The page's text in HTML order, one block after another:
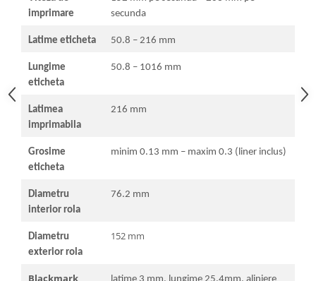
imprimare
secunda
Latime eticheta 50.8 – 216 mm
Lungime
eticheta
50.8 – 1016 mm
Latimea
imprimabila
216 mm
Grosime
eticheta
minim 0.13 mm – maxim 0.3 (liner inclus)
Diametru
interior rola
76.2 mm
Diametru
exterior rola
152 mm
Blackmark